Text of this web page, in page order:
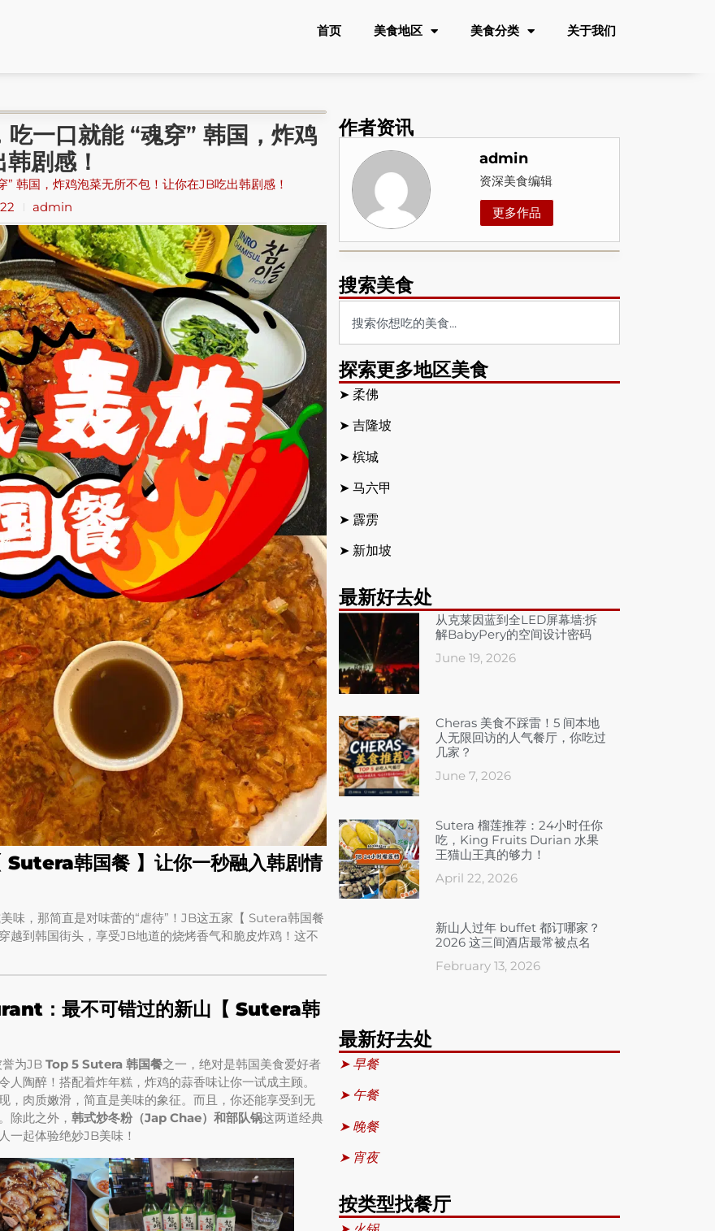
首页 美食地区 美食分类 关于我们
一口就能 “魂穿” 韩国，炸鸡
剧感！
韩国，炸鸡泡菜无所不包！让你在JB吃出韩剧感！
admin
韩国餐 】让你一秒融入韩剧情
，那简直是对味蕾的“虐待”！JB这五家【 Sutera韩国餐
越到韩国街头，享受JB地道的烧烤香气和脆皮炸鸡！这不
：最不可错过的新山【 Sutera韩
誉为JB Top 5 Sutera 韩国餐之一，绝对是韩国美食爱好者
人陶醉！搭配着炸年糕，炸鸡的蒜香味让你一试成主顾。
，肉质嫩滑，简直是美味的象征。而且，你还能享受到无
除此之外， 韩式炒冬粉（Jap Chae） 和部队锅这两道经典
一起体验绝妙JB美味！
作者资讯
admin
资深美食编辑
更多作品
搜索美食
探索更多地区美食
➤ 柔佛
➤ 吉隆坡
➤ 槟城
➤ 马六甲
➤ 霹雳
➤ 新加坡
最新好去处
从克莱因蓝到全LED屏幕墙:拆
解BabyPery的空间设计密码
June 19, 2026
Cheras 美食不踩雷！5 间本地
人无限回访的人气餐厅，你吃过
几家？
June 7, 2026
Sutera 榴莲推荐：24小时任你
吃，King Fruits Durian 水果
王猫山王真的够力！
April 22, 2026
新山人过年 buffet 都订哪家？
2026 这三间酒店最常被点名
February 13, 2026
最新好去处
➤ 早餐
➤ 午餐
➤ 晚餐
➤ 宵夜
按类型找餐厅